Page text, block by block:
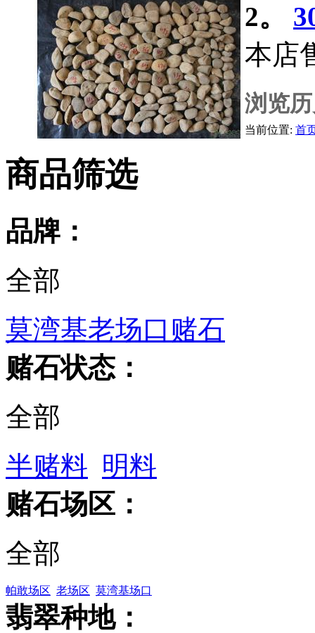
2。
本店
浏览
当前位置: 首
商品筛选
品牌：
全部
莫湾基老场口赌石
赌石状态：
全部
半赌料 明料
赌石场区：
全部
帕敢场区 老场区 莫湾基场口
翡翠种地：